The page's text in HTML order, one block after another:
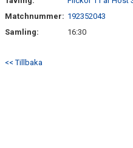
Matchnummer: 192352043
Samling:
16:30
<< Tillbaka